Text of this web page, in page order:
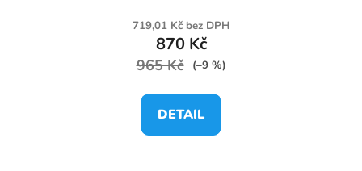
719,01 Kč bez DPH
870 Kč
965 Kč (–9 %)
DETAIL